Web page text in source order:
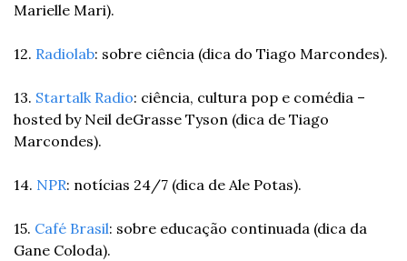
Marielle Mari).
12. Radiolab: sobre ciência (dica do Tiago Marcondes).
13. Startalk Radio: ciência, cultura pop e comédia –
hosted by Neil deGrasse Tyson (dica de Tiago
Marcondes).
14. NPR: notícias 24/7 (dica de Ale Potas).
15. Café Brasil: sobre educação continuada (dica da
Gane Coloda).